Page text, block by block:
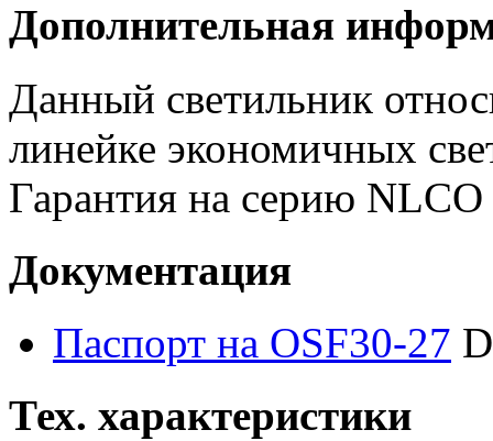
Дополнительная
Данный светильник
линейке экономичных
Гарантия на серию
Документация
Паспорт на OSF30-27
Тех. характеристики